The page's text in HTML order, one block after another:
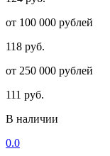
от 100 000 рублей
118 руб.
от 250 000 рублей
111 руб.
В наличии
0.0